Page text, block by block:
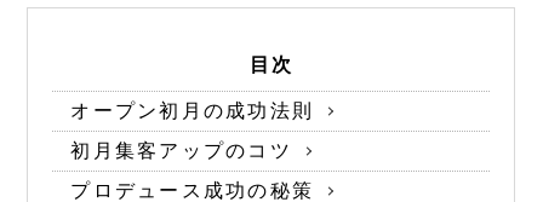
目次
オープン初月の成功法則
初月集客アップのコツ
プロデュース成功の秘策